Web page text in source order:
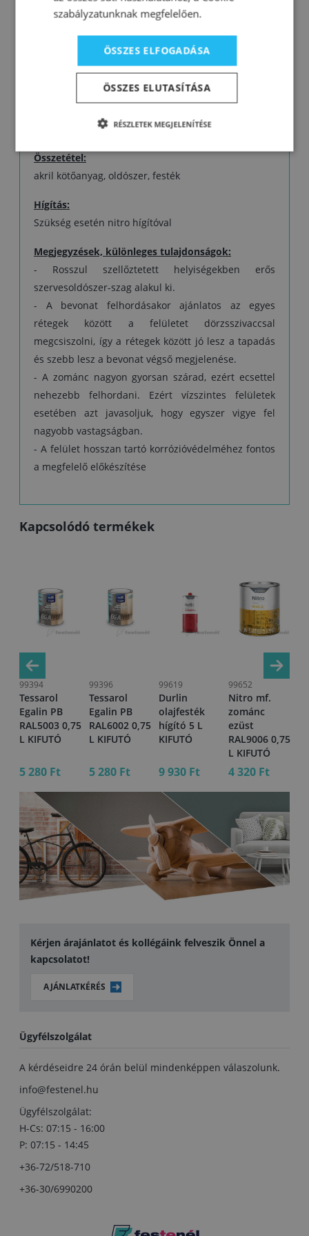
- jó időjárás- és fényállóság
1 liter 8–10 m² felületre elegendő 1 rétegben. A
tényleges kiadósság a kezeléstől, a felület típusától,
színárnyalattól is függ.
Összetétel:
akril kötőanyag, oldószer, festék
Hígítás:
Szükség esetén nitro hígítóval
Megjegyzések, különleges tulajdonságok:
- Rosszul szellőztetett helyiségekben erős
szervesoldószer-szag alakul ki.
- A bevonat felhordásakor ajánlatos az egyes
rétegek között a felületet dörzsszivaccsal
megcsiszolni, így a rétegek között jó lesz a tapadás
és szebb lesz a bevonat végső megjelenése.
- A zománc nagyon gyorsan szárad, ezért ecsettel
nehezebb felhordani. Ezért vízszintes felületek
esetében azt javasoljuk, hogy egyszer vigye fel
nagyobb vastagságban.
- A felület hosszan tartó korrózióvédelméhez fontos
a megfelelő előkészítése
Kapcsolódó termékek
99394
Tessarol
Egalin PB
RAL5003 0,75
L KIFUTÓ
5 280 Ft
99396
Tessarol
Egalin PB
RAL6002 0,75
L KIFUTÓ
5 280 Ft
99619
Durlin
olajfesték
hígító 5 L
KIFUTÓ
9 930 Ft
99652
Nitro mf.
zománc
ezüst
RAL9006 0,75
L KIFUTÓ
4 320 Ft
Kérjen árajánlatot és kollégáink felveszik Önnel a
kapcsolatot!
AJÁNLATKÉRÉS
Ügyfélszolgálat
A kérdéseidre 24 órán belül mindenképpen válaszolunk.
info@festenel.hu
Ügyfélszolgálat:
H-Cs: 07:15 - 16:00
P: 07:15 - 14:45
+36-72/518-710
+36-30/6990200
szabályzatunknak megfelelően.
ÖSSZES ELFOGADÁSA
ÖSSZES ELUTASÍTÁSA
RÉSZLETEK MEGJELENÍTÉSE